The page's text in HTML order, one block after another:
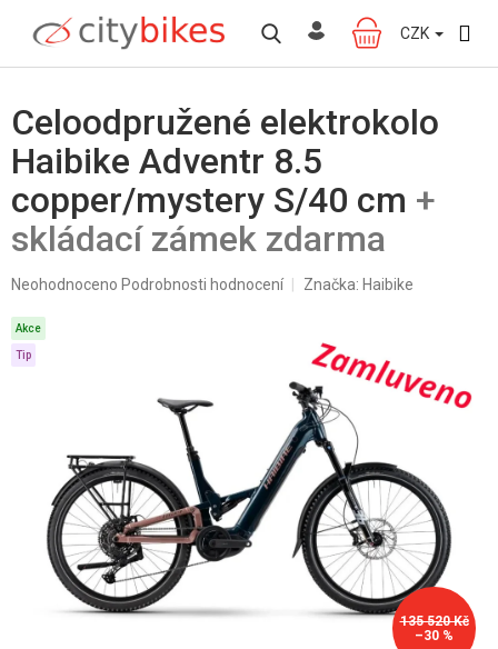
obsah
NÁKUPNÍ
KOŠÍK
CZK
Celoodpružené elektrokolo
Haibike Adventr 8.5
copper/mystery S/40 cm +
skládací zámek zdarma
Průměrné
produktu
je
0,0
Neohodnoceno Podrobnosti hodnocení Značka: Haibike
135 520 Kč
–30 %
Akce
Tip